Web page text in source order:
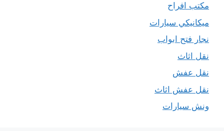
مكتب افراح
ميكانيكي سيارات
نجار فتح ابواب
نقل اثاث
نقل عفش
نقل عفش اثاث
ونش سيارات